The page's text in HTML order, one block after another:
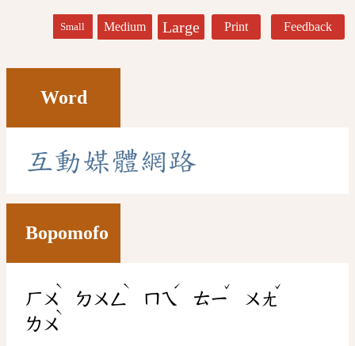
Small Medium Large Print Feedback
Word
互動媒體網路
Bopomofo
ㄏㄨ
ˋ
ㄉㄨㄥ
ˋ
ㄇㄟ
ˊ
ㄊㄧ
ˇ
ㄨㄤ
ˇ
ㄌㄨ
ˋ